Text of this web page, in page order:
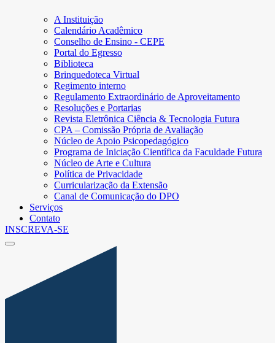
A Instituição
Calendário Acadêmico
Conselho de Ensino - CEPE
Portal do Egresso
Biblioteca
Brinquedoteca Virtual
Regimento interno
Regulamento Extraordinário de Aproveitamento
Resoluções e Portarias
Revista Eletrônica Ciência & Tecnologia Futura
CPA – Comissão Própria de Avaliação
Núcleo de Apoio Psicopedagógico
Programa de Iniciação Científica da Faculdade Futura
Núcleo de Arte e Cultura
Política de Privacidade
Curricularização da Extensão
Canal de Comunicação do DPO
Serviços
Contato
INSCREVA-SE